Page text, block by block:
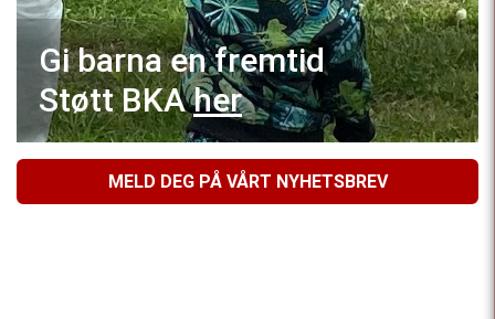
Gi barna en fremtid
Støtt BKAher
MELD DEG PÅ VÅRT NYHETSBREV